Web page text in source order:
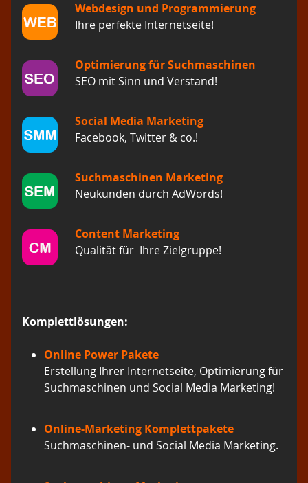
Webdesign und Programmierung
Ihre perfekte Internetseite!
Optimierung für Suchmaschinen
SEO mit Sinn und Verstand!
Social Media Marketing
Facebook, Twitter & co.!
Suchmaschinen Marketing
Neukunden durch AdWords!
Content Marketing
Qualität für Ihre Zielgruppe!
Komplettlösungen:
Online Power Pakete
Erstellung Ihrer Internetseite, Optimierung für
Suchmaschinen und Social Media Marketing!
Online-Marketing Komplettpakete
Suchmaschinen- und Social Media Marketing.